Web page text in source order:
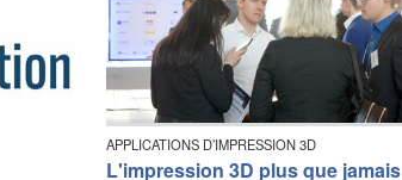
APPLICATIONS D’IMPRESSION 3D
L'impression 3D plus que jamais